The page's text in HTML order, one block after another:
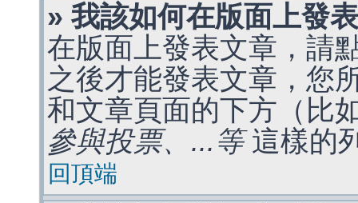
» 我該如何在版面上發
在版面上發表文章，請
之後才能發表文章，您
和文章頁面的下方（比
參與投票、...等這樣的
回頂端